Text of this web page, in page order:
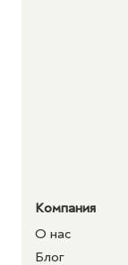
Компания
О нас
Блог